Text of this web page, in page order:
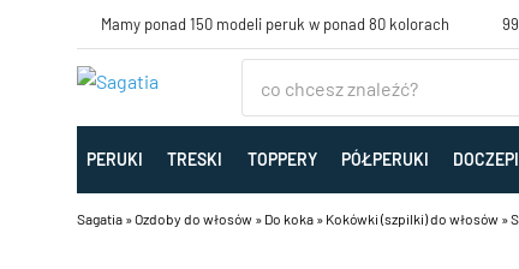
Mamy ponad 150 modeli peruk w ponad 80 kolorach
PERUKI TRESKI TOPPERY PÓŁPERUKI
Sagatia »Ozdoby do włosów » Do koka » Kokówki (szpilki) do włosów »